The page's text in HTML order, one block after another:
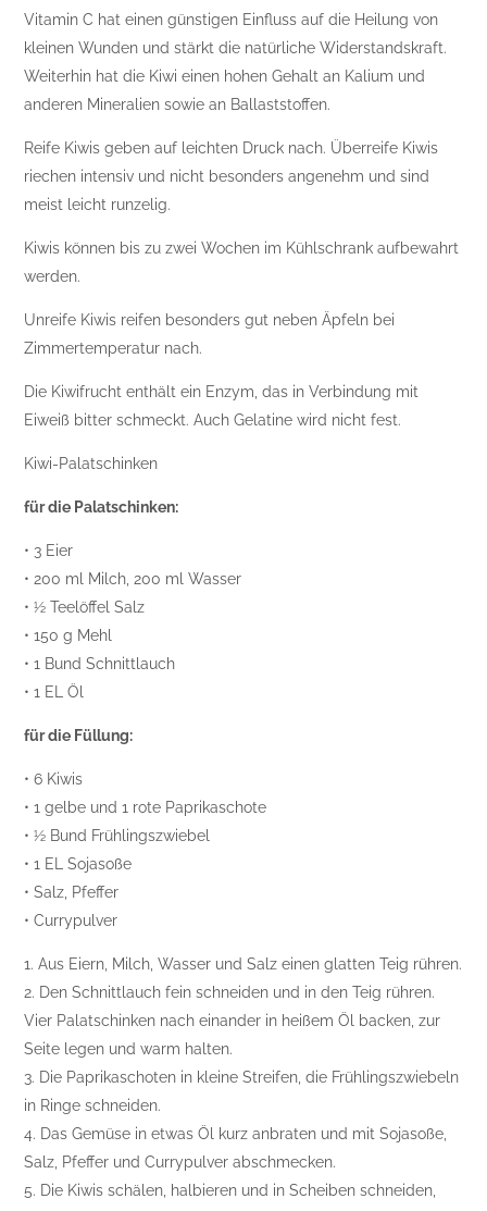
Vitamin C hat einen günstigen Einfluss auf die Heilung von
kleinen Wunden und stärkt die natürliche Widerstandskraft.
Weiterhin hat die Kiwi einen hohen Gehalt an Kalium und
anderen Mineralien sowie an Ballaststoffen.
Reife Kiwis geben auf leichten Druck nach. Überreife Kiwis
riechen intensiv und nicht besonders angenehm und sind
meist leicht runzelig.
Kiwis können bis zu zwei Wochen im Kühlschrank aufbewahrt
werden.
Unreife Kiwis reifen besonders gut neben Äpfeln bei
Zimmertemperatur nach.
Die Kiwifrucht enthält ein Enzym, das in Verbindung mit
Eiweiß bitter schmeckt. Auch Gelatine wird nicht fest.
Kiwi-Palatschinken
für die Palatschinken:
• 3 Eier
• 200 ml Milch, 200 ml Wasser
• ½ Teelöffel Salz
• 150 g Mehl
• 1 Bund Schnittlauch
• 1 EL Öl
für die Füllung:
• 6 Kiwis
• 1 gelbe und 1 rote Paprikaschote
• ½ Bund Frühlingszwiebel
• 1 EL Sojasoße
• Salz, Pfeffer
• Currypulver
1. Aus Eiern, Milch, Wasser und Salz einen glatten Teig rühren.
2. Den Schnittlauch fein schneiden und in den Teig rühren.
Vier Palatschinken nach einander in heißem Öl backen, zur
Seite legen und warm halten.
3. Die Paprikaschoten in kleine Streifen, die Frühlingszwiebeln
in Ringe schneiden.
4. Das Gemüse in etwas Öl kurz anbraten und mit Sojasoße,
Salz, Pfeffer und Currypulver abschmecken.
5. Die Kiwis schälen, halbieren und in Scheiben schneiden,